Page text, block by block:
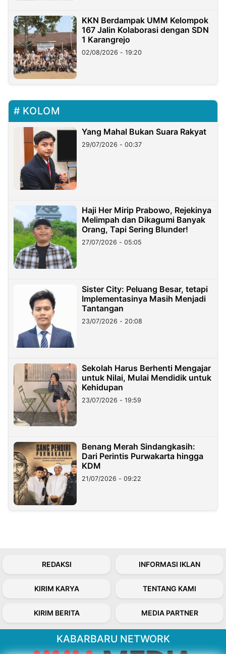
KKN Berdampak UMM Kelompok
167 Jalin Kolaborasi dengan SDN
1 Karangrejo
02/08/2026 - 19:20
KOLOM
Yang Mahal Bukan Suara Rakyat
29/07/2026 - 00:37
Haji Her Mirip Prabowo, Rejekinya
Melimpah dan Dikagumi Banyak
Orang, Tapi Sering Blunder!
27/07/2026 - 05:05
Sister City: Peluang Besar, tetapi
Implementasinya Masih Menjadi
Tantangan
23/07/2026 - 20:08
Sekolah Harus Berhenti Mengajar
untuk Nilai, Mulai Mendidik untuk
Kehidupan
23/07/2026 - 19:59
Benang Merah Sindangkasih:
Dari Perintis Purwakarta hingga
KDM
21/07/2026 - 09:22
REDAKSI INFORMASI IKLAN
KIRIM KARYA TENTANG KAMI
KIRIM BERITA MEDIA PARTNER
KABARBARU NETWORK